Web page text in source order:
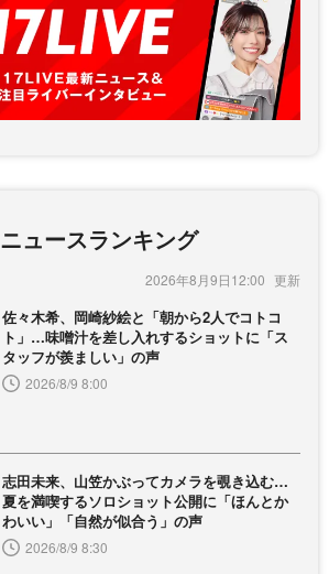
ニュースランキング
2026年8月9日12:00
佐々木希、岡崎紗絵と「朝から2人でコトコ
ト」…味噌汁を差し入れするショットに「ス
タッフが羨ましい」の声
2026/8/9 8:00
志田未来、山笠かぶってカメラを覗き込む…
夏を満喫するソロショット公開に「ほんとか
わいい」「自然が似合う」の声
2026/8/9 8:30